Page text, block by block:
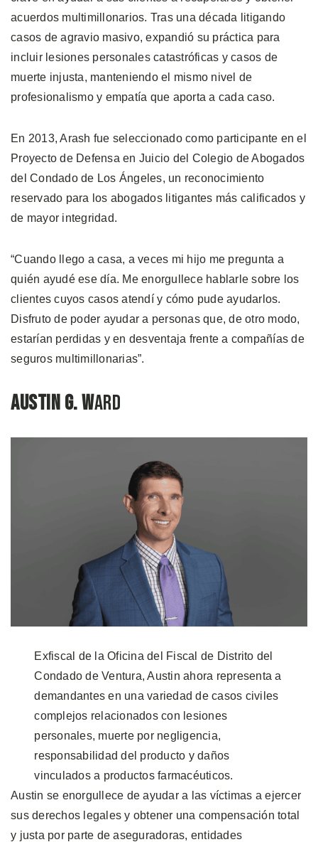
acuerdos multimillonarios. Tras una década litigando
casos de agravio masivo, expandió su práctica para
incluir lesiones personales catastróficas y casos de
muerte injusta, manteniendo el mismo nivel de
profesionalismo y empatía que aporta a cada caso.
En 2013, Arash fue seleccionado como participante en el
Proyecto de Defensa en Juicio del Colegio de Abogados
del Condado de Los Ángeles, un reconocimiento
reservado para los abogados litigantes más calificados y
de mayor integridad.
“Cuando llego a casa, a veces mi hijo me pregunta a
quién ayudé ese día. Me enorgullece hablarle sobre los
clientes cuyos casos atendí y cómo pude ayudarlos.
Disfruto de poder ayudar a personas que, de otro modo,
estarían perdidas y en desventaja frente a compañías de
seguros multimillonarias”.
Austin G. Ward
Exfiscal de la Oficina del Fiscal de Distrito del
Condado de Ventura, Austin ahora representa a
demandantes en una variedad de casos civiles
complejos relacionados con lesiones
personales, muerte por negligencia,
responsabilidad del producto y daños
vinculados a productos farmacéuticos.
Austin se enorgullece de ayudar a las víctimas a ejercer
sus derechos legales y obtener una compensación total
y justa por parte de aseguradoras, entidades